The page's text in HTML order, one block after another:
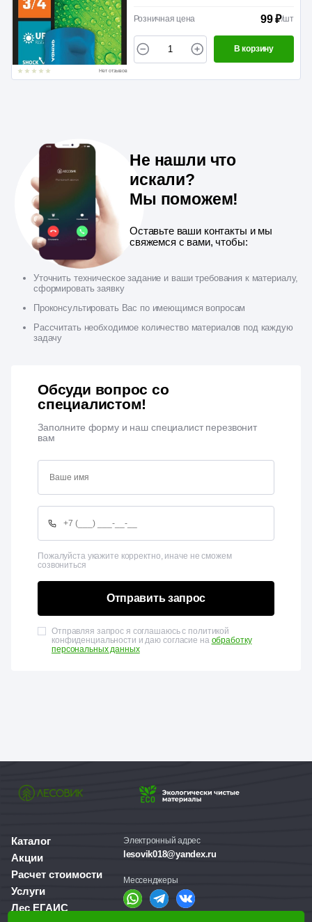
Нет отзывов
Розничная цена 99 ₽/шт
В корзину
Не нашли что
искали?
Мы поможем!
Оставьте ваши контакты и мы
свяжемся с вами, чтобы:
Уточнить техническое задание и ваши требования к материалу,
сформировать заявку
Проконсультировать Вас по имеющимся вопросам
Рассчитать необходимое количество материалов под каждую
задачу
Обсуди вопрос со
специалистом!
Заполните форму и наш специалист перезвонит
вам
Пожалуйста укажите корректно, иначе не сможем
созвониться
Отправить запрос
Отправляя запрос я соглашаюсь с политикой
конфиденциальности и даю согласие на обработку
персональных данных
Каталог
Акции
Расчет стоимости
Услуги
Лес ЕГАИС
Электронный адрес
lesovik018@yandex.ru
Мессенджеры